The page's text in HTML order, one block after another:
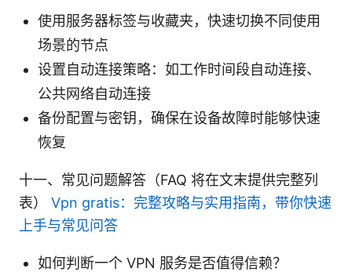
使用服务器标签与收藏夹，快速切换不同使用
场景的节点
设置自动连接策略：如工作时间段自动连接、
公共网络自动连接
备份配置与密钥，确保在设备故障时能够快速
恢复
十一、常见问题解答（FAQ 将在文末提供完整列
表） Vpn gratis：完整攻略与实用指南，带你快速
上手与常见问答
如何判断一个 VPN 服务是否值得信赖？